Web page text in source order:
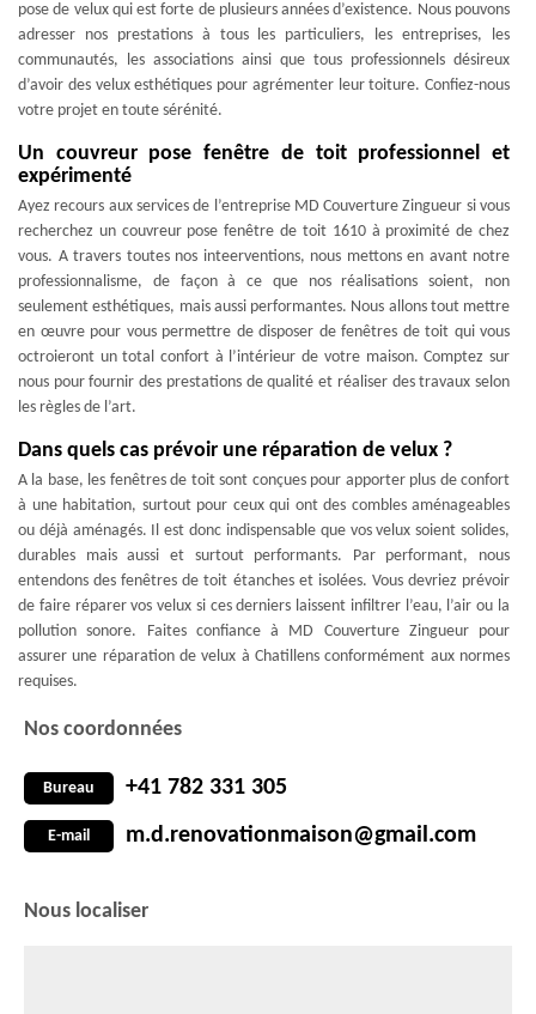
pose de velux qui est forte de plusieurs années d’existence. Nous pouvons
adresser nos prestations à tous les particuliers, les entreprises, les
communautés, les associations ainsi que tous professionnels désireux
d’avoir des velux esthétiques pour agrémenter leur toiture. Confiez-nous
votre projet en toute sérénité.
Un couvreur pose fenêtre de toit professionnel et
expérimenté
Ayez recours aux services de l’entreprise MD Couverture Zingueur si vous
recherchez un couvreur pose fenêtre de toit 1610 à proximité de chez
vous. A travers toutes nos inteerventions, nous mettons en avant notre
professionnalisme, de façon à ce que nos réalisations soient, non
seulement esthétiques, mais aussi performantes. Nous allons tout mettre
en œuvre pour vous permettre de disposer de fenêtres de toit qui vous
octroieront un total confort à l’intérieur de votre maison. Comptez sur
nous pour fournir des prestations de qualité et réaliser des travaux selon
les règles de l’art.
Dans quels cas prévoir une réparation de velux ?
A la base, les fenêtres de toit sont conçues pour apporter plus de confort
à une habitation, surtout pour ceux qui ont des combles aménageables
ou déjà aménagés. Il est donc indispensable que vos velux soient solides,
durables mais aussi et surtout performants. Par performant, nous
entendons des fenêtres de toit étanches et isolées. Vous devriez prévoir
de faire réparer vos velux si ces derniers laissent infiltrer l’eau, l’air ou la
pollution sonore. Faites confiance à MD Couverture Zingueur pour
assurer une réparation de velux à Chatillens conformément aux normes
requises.
Nos coordonnées
Bureau +41 782 331 305
E-mail m.d.renovationmaison@gmail.com
Nous localiser